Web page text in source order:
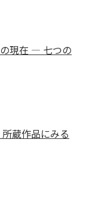
現在 ― 七つの
蔵作品にみる